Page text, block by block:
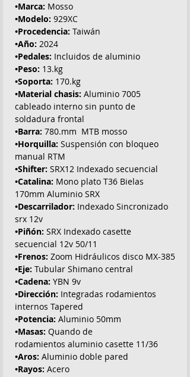
•Marca: Mosso
•Modelo: 929XC
•Procedencia: Taiwán
•Año: 2024
•Pedales: Incluidos de aluminio
•Peso: 13.kg
•Soporta: 170.kg
•Material chasis: Aluminio 7005
cableado interno sin punto de
soldadura frontal
•Barra: 780.mm MTB mosso
•Horquilla: Suspensión con bloqueo
manual RTM
•Shifter: SRX12 Indexado secuencial
•Catalina: Mono plato T36 Bielas
170mm Aluminio SRX
•Descarrilador: Indexado Sincronizado
srx 12v
•Piñón: SRX Indexado casette
secuencial 12v 50/11
•Frenos: Zoom Hidráulicos disco MX-385
•Eje: Tubular Shimano central
•Cadena: YBN 9v
•Dirección: Integradas rodamientos
internos Tapered
•Potencia: Aluminio 50mm
•Masas: Quando de
rodamientos aluminio casette 11/36
•Aros: Aluminio doble pared
•Rayos: Acero